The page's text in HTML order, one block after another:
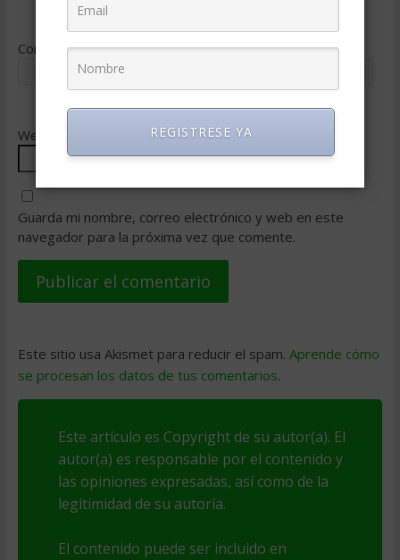
Correo electrónico*
Web
Guarda mi nombre, correo electrónico y web en este
navegador para la próxima vez que comente.
Este sitio usa Akismet para reducir el spam. Aprende cómo
se procesan los datos de tus comentarios.
Este artículo es Copyright de su autor(a). El
autor(a) es responsable por el contenido y
las opiniones expresadas, así como de la
legitimidad de su autoría.
El contenido puede ser incluido en
REGISTRESE YA